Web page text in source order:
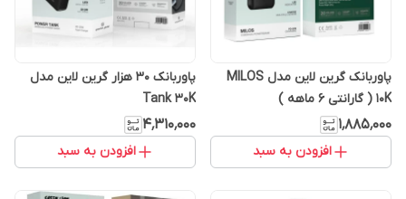
پاوربانک گرین لاین مدل MILOS
10K ( گارانتی ۶ ماهه )
۱٬۸۸۵٬۰۰۰
افزودن به سبد
پاوربانک 30 هزار گرین لاین مدل
Tank 30K
۴٬۳۱۰٬۰۰۰
افزودن به سبد